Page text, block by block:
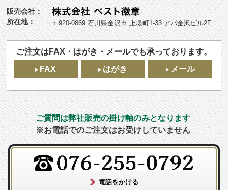
販売会社：
所在地：
〒920-0869 石川県金沢市 上堤町1-33 アパ金沢ビル2F
ご注文はFAX・はがき・メールでも承っております。
FAX
はがき メール
ご質問は弊社販売の掛け軸のみとなります
※お電話でのご注文はお受けしていません